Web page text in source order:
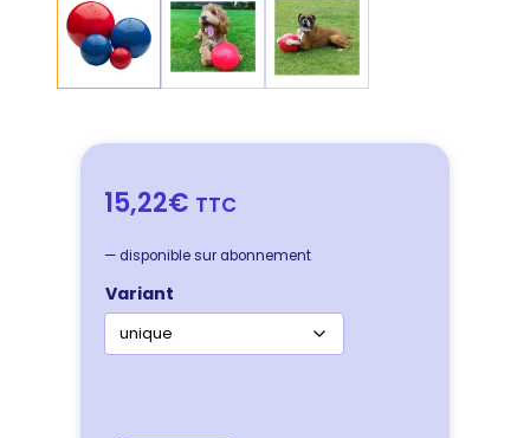
15,22€ TTC
— disponible sur abonnement
Variant